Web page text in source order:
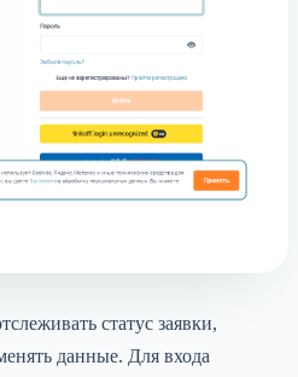
статус заявки,
данные. Для входа